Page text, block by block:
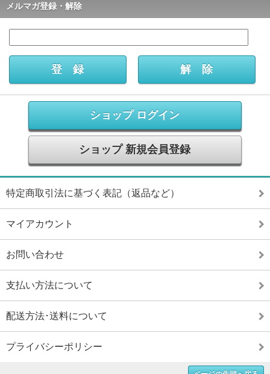
メルマガ登録・解除
ショップ ログイン
ショップ 新規会員登録
特定商取引法に基づく表記（返品など）
マイアカウント
お問い合わせ
支払い方法について
配送方法･送料について
プライバシーポリシー